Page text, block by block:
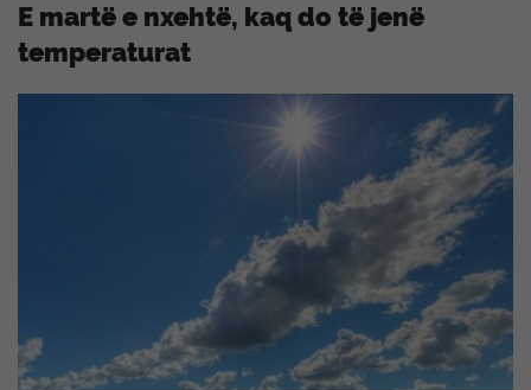
E martë e nxehtë, kaq do të jenë
temperaturat